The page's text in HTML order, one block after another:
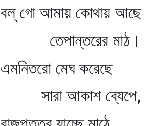
বল্‌ গো আমায় কোথায় আছে
তেপান্তরের মাঠ।
এমনিতরো মেঘ করেছে
সারা আকাশ ব্যেপে,